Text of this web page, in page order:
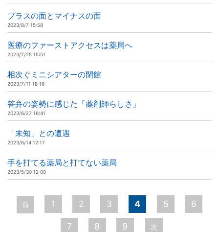
プラスの面とマイナスの面
2023/8/7 15:58
医療のファーストアクセスは薬局へ
2023/7/25 15:51
相次ぐミニシアターの閉館
2023/7/11 18:16
答弁の姿勢に感じた「薬剤師らしさ」
2023/6/27 16:41
「未知」との遭遇
2023/6/14 12:17
手を打てる薬局と打てない薬局
2023/5/30 12:00
ペ
ー
前 1 2 3 4 5 6
7 8 9 次